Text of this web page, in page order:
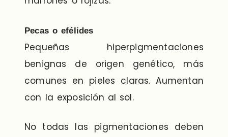
Pecas o efélides
Pequeñas hiperpigmentaciones
benignas de origen genético, más
comunes en pieles claras. Aumentan
con la exposición al sol.
No todas las pigmentaciones deben